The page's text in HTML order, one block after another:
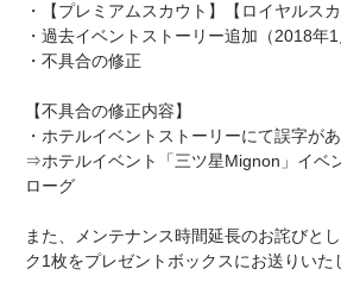
ギャラリー
グッズ・本
ギャラリー
・【プレミアムスカウト】【ロイヤルス
・過去イベントストーリー追加（2018年1
・不具合の修正
【不具合の修正内容】
・ホテルイベントストーリーにて誤字が
⇒ホテルイベント「三ツ星Mignon」イ
ローグ
また、メンテナンス時間延長のお詫びと
ク1枚をプレゼントボックスにお送りいた